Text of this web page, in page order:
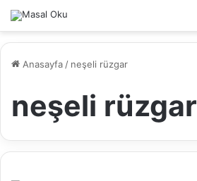
Anasayfa / neşeli rüzgar
neşeli rüzgar